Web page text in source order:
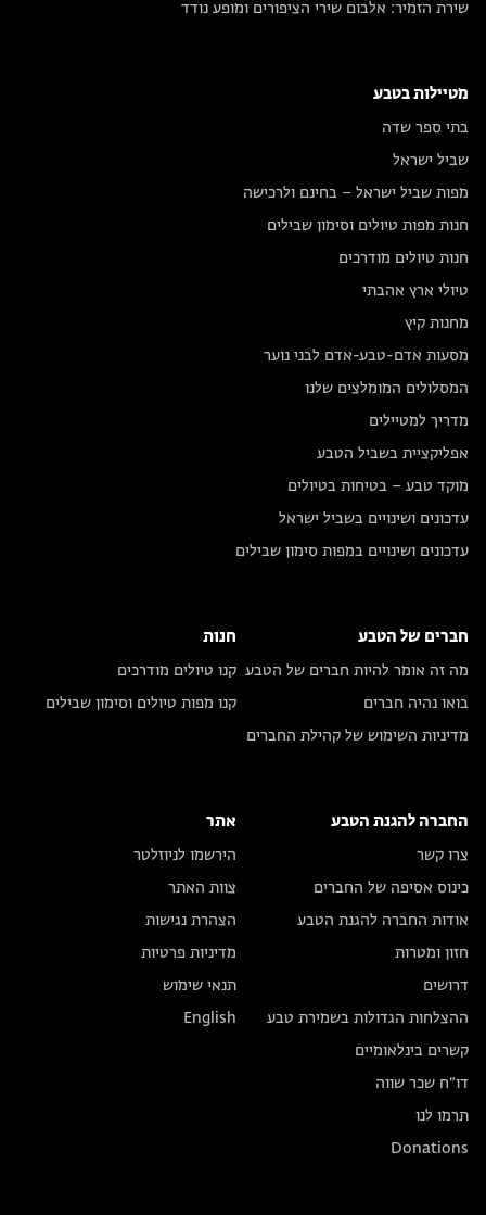
שירת הזמיר: אלבום שירי הציפורים ומופע נודד
מטיילות בטבע
בתי ספר שדה
שביל ישראל
מפות שביל ישראל – בחינם ולרכישה
חנות מפות טיולים וסימון שבילים
חנות טיולים מודרכים
טיולי ארץ אהבתי
מחנות קיץ
מסעות אדם-טבע-אדם לבני נוער
המסלולים המומלצים שלנו
מדריך למטיילים
אפליקציית בשביל הטבע
מוקד טבע – בטיחות בטיולים
עדכונים ושינויים בשביל ישראל
עדכונים ושינויים במפות סימון שבילים
חברים של הטבע
מה זה אומר להיות חברים של הטבע
בואו נהיה חברים
מדיניות השימוש של קהילת החברים
חנות
קנו טיולים מודרכים
קנו מפות טיולים וסימון שבילים
החברה להגנת הטבע
צרו קשר
כינוס אסיפה של החברים
אודות החברה להגנת הטבע
חזון ומטרות
דרושים
ההצלחות הגדולות בשמירת טבע
קשרים בינלאומיים
דו״ח שכר שווה
תרמו לנו
Donations
אתר
הירשמו לניוזלטר
צוות האתר
הצהרת נגישות
מדיניות פרטיות
תנאי שימוש
English